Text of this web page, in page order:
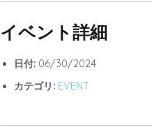
イベント詳細
日付: 06/30/2024
カテゴリ: EVENT